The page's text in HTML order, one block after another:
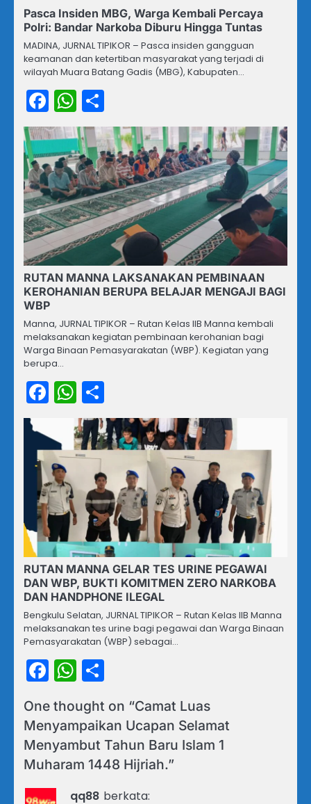
Pasca Insiden MBG, Warga Kembali Percaya
Polri: Bandar Narkoba Diburu Hingga Tuntas
MADINA, JURNAL TIPIKOR – Pasca insiden gangguan
keamanan dan ketertiban masyarakat yang terjadi di
wilayah Muara Batang Gadis (MBG), Kabupaten…
Facebook
WhatsApp
RUTAN MANNA LAKSANAKAN PEMBINAAN
KEROHANIAN BERUPA BELAJAR MENGAJI BAGI
WBP
Manna, JURNAL TIPIKOR – Rutan Kelas IIB Manna kembali
melaksanakan kegiatan pembinaan kerohanian bagi
Warga Binaan Pemasyarakatan (WBP). Kegiatan yang
berupa…
Facebook
WhatsApp
RUTAN MANNA GELAR TES URINE PEGAWAI
DAN WBP, BUKTI KOMITMEN ZERO NARKOBA
DAN HANDPHONE ILEGAL
Bengkulu Selatan, JURNAL TIPIKOR – Rutan Kelas IIB Manna
melaksanakan tes urine bagi pegawai dan Warga Binaan
Pemasyarakatan (WBP) sebagai…
Facebook
WhatsApp
One thought on “Camat Luas
Menyampaikan Ucapan Selamat
Menyambut Tahun Baru Islam 1
Muharam 1448 Hijriah.”
qq88 berkata: